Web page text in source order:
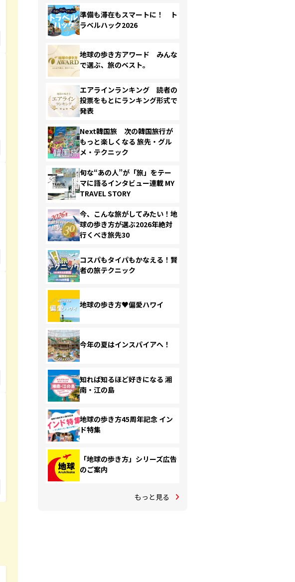
準備も滞在もスマートに！ ト
ラベルハック2026
地球の歩き方アワード みんな
で選ぶ、旅のベスト。
エアラインランキング 読者の
投票をもとにランキング形式で
発表
Next韓国旅 次の韓国旅行が
もっと楽しくなる 旅先・グル
メ・テクニック
旬な“あの人”が「旅」をテー
マに語るインタビュー連載 MY
TRAVEL STORY
今、こんな旅がしてみたい！地
球の歩き方が選ぶ2026年絶対
行くべき旅先30
コスパもタイパもかなえる！賢
者の旅テクニック
地球の歩き方♥偏愛ハワイ
今年の夏はインスパイアへ！
知れば知るほど好きになる 湘
南・江の島
地球の歩き方45周年記念 イン
ド特集
「地球の歩き方」シリーズ広告
のご案内
もっと見る